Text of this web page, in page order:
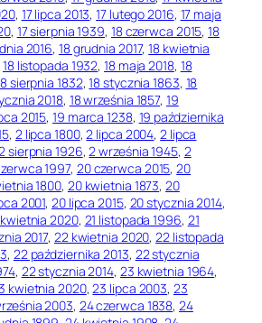
, 17 lipca 2013, 17 lutego 2016, 17 maja
, 17 sierpnia 1939, 18 czerwca 2015, 18
2016, 18 grudnia 2017, 18 kwietnia
18 listopada 1932, 18 maja 2018, 18
sierpnia 1832, 18 stycznia 1863, 18
2018, 18 września 1857, 19
2015, 19 marca 1238, 19 października
, 2 lipca 1800, 2 lipca 2004, 2 lipca
sierpnia 1926, 2 września 1945, 2
1997, 20 czerwca 2015, 20
1800, 20 kwietnia 1873, 20
2001, 20 lipca 2015, 20 stycznia 2014
kwietnia 2020, 21 listopada 1996, 21
2017, 22 kwietnia 2020, 22 listopada
, 22 października 2013, 22 stycznia
, 22 stycznia 2014, 23 kwietnia 1964
kwietnia 2020, 23 lipca 2003, 23
2003, 24 czerwca 1838, 24